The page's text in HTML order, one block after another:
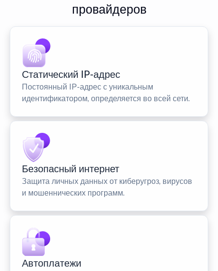
провайдеров
Статический IP-адрес
Постоянный IP-адрес с уникальным
идентификатором, определяется во всей сети.
Безопасный интернет
Защита личных данных от киберугроз, вирусов
и мошеннических программ.
Автоплатежи